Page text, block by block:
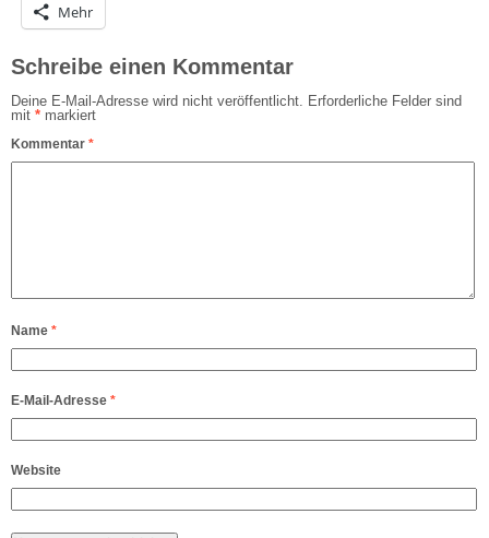
Mehr
Schreibe einen Kommentar
Deine E-Mail-Adresse wird nicht veröffentlicht. Erforderliche Felder sind
mit * markiert
Kommentar *
Name *
E-Mail-Adresse *
Website